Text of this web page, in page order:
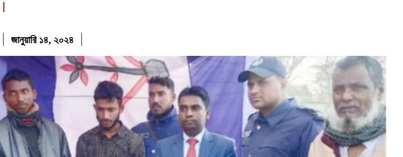
জানুয়ারি ১৪, ২০২৪